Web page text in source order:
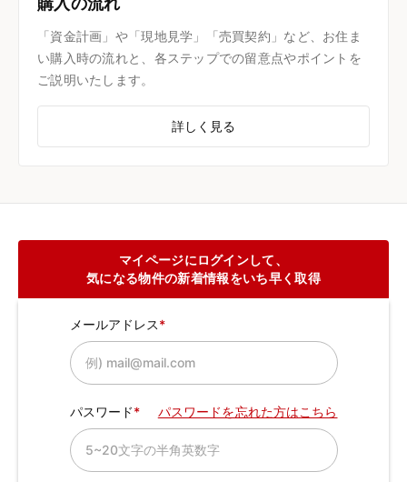
「資金計画」や「現地見学」「売買契約」など、お住ま
い購入時の流れと、各ステップでの留意点やポイントを
ご説明いたします。
詳しく見る
マイページにログインして、
気になる物件の新着情報をいち早く取得
メールアドレス
パスワード パスワードを忘れた方はこちら